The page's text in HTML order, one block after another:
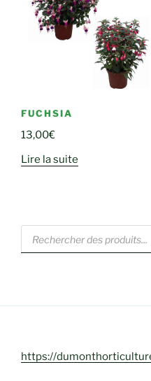
FUCHSIA
13,00€
Lire la suite
Recherche
produits
https://